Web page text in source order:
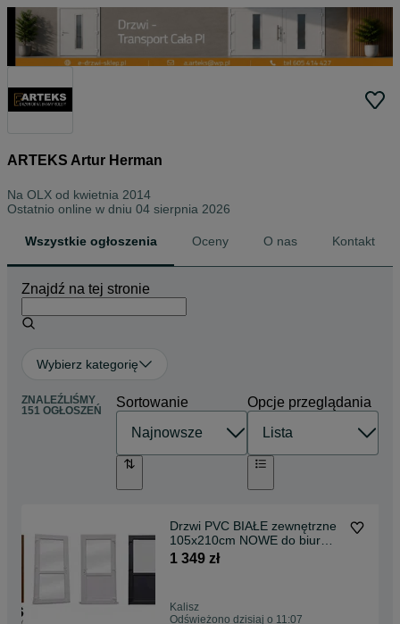
ARTEKS Artur Herman
Na OLX od kwietnia 2014
Ostatnio online w dniu 04 sierpnia 2026
Wszystkie ogłoszenia Oceny O nas Kontakt
Znajdź na tej stronie
Wybierz kategorię
ZNALEŹLIŚMY
151 OGŁOSZEŃ
Sortowanie Opcje przeglądania
Drzwi PVC BIAŁE zewnętrzne
105x210cm NOWE do biur
1 349 zł
Kalisz
Odświeżono dzisiaj o 11:07